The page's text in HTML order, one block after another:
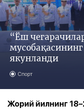
“Ёш
якунланди
Спорт
Жорий йилнинг